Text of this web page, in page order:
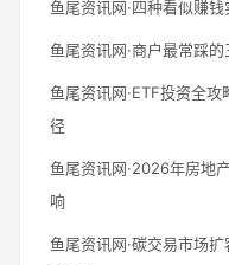
鱼尾资讯网·四种看似赚
鱼尾资讯网·商户最常踩
鱼尾资讯网·ETF投资全
径
鱼尾资讯网·2026年房地
响
鱼尾资讯网·碳交易市场